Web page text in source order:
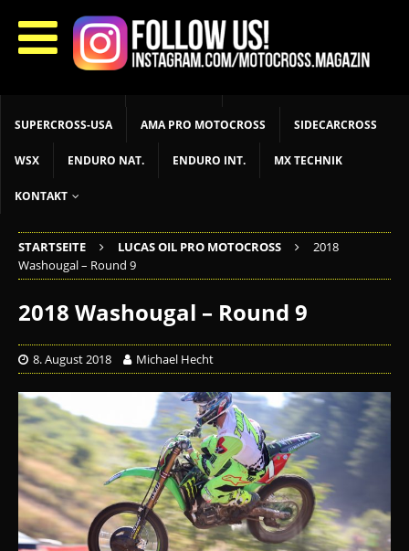
START LIVETIMING MX NEWS MX YOUTH
MX WOMEN MXGP ADAC MX MASTERS MOTOCROSS INT
SUPERCROSS-USA AMA PRO MOTOCROSS SIDECARCROSS
WSX ENDURO NAT. ENDURO INT. MX TECHNIK
KONTAKT
STARTSEITE LUCAS OIL PRO MOTOCROSS
2018
Washougal – Round 9
2018 Washougal – Round 9
8. August 2018 Michael Hecht